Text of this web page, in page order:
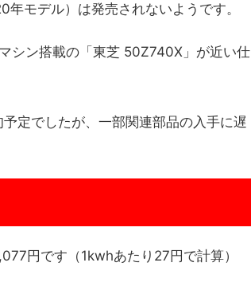
モデル）は発売されないようです。
シン搭載の「東芝 50Z740X」が近い仕
定でしたが、一部関連部品の入手に遅
円です（1kwhあたり27円で計算）